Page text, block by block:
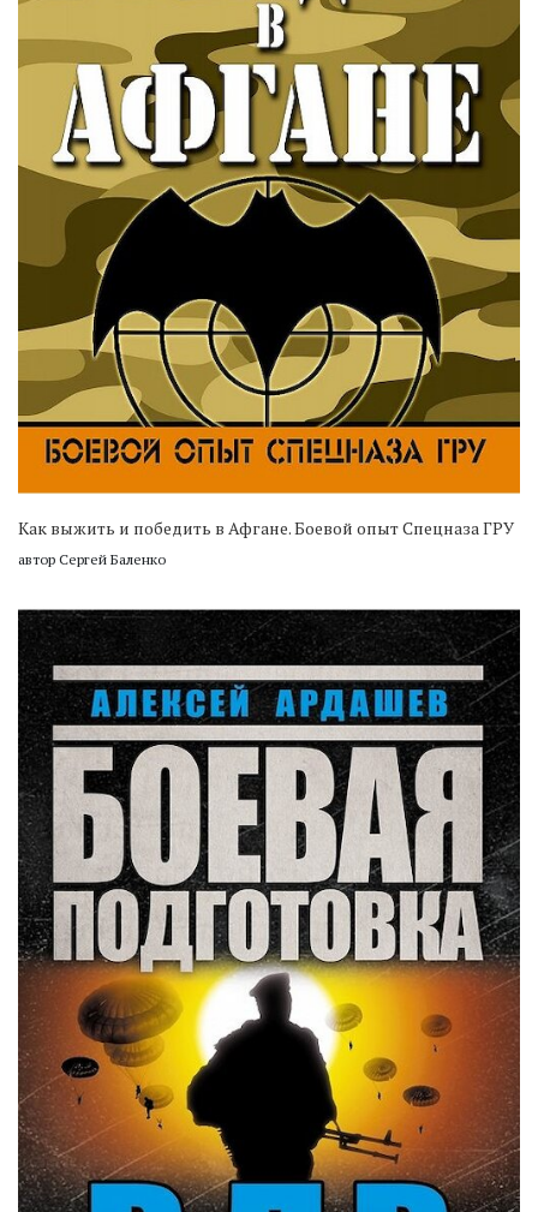
Как выжить и победить в Афгане. Боевой опыт Спецназа ГРУ
автор Сергей Баленко